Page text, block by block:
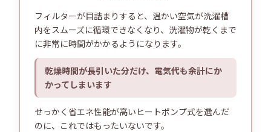
フィルターが目詰まりすると、温かい空気が洗濯槽
内をスムーズに循環できなくなり、洗濯物が乾くまで
に非常に時間がかかるようになります。
乾燥時間が長引いた分だけ、電気代も余計にか
かってしまいます
せっかく省エネ性能が高いヒートポンプ式を選んだ
のに、これではもったいないです。